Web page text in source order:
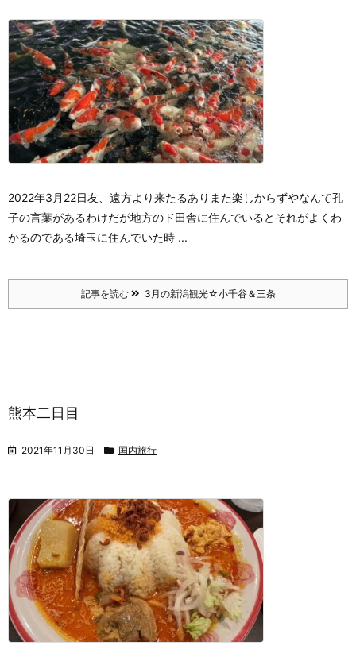
2022年3月22日友、遠方より来たるあり また楽しからずやなんて孔
子の言葉があるわけだが地方のド田舎に住んでいると それがよくわ
かるのである埼玉に住んでいた時 ...
記事を読む 3月の新潟観光☆小千谷＆三条
熊本二日目
2021年11月30日 国内旅行